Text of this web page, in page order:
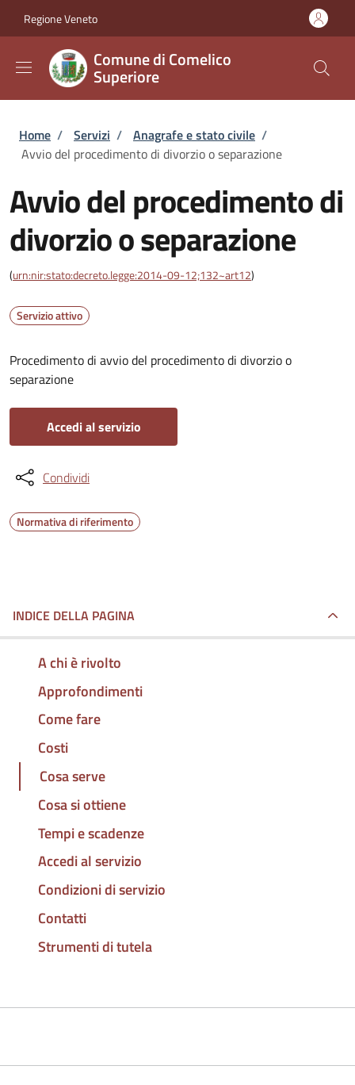
Regione Veneto
Comune di Comelico
Superiore
Briciole di pane
Home / Servizi / Anagrafe e stato civile /
Avvio del procedimento di divorzio o separazione
Avvio del procedimento di
divorzio o separazione
(urn:nir:stato:decreto.legge:2014-09-12;132~art12)
Servizio attivo
Procedimento di avvio del procedimento di divorzio o
separazione
Accedi al servizio
Condividi
Normativa di riferimento
INDICE DELLA PAGINA
A chi è rivolto
Approfondimenti
Come fare
Costi
Cosa serve
Cosa si ottiene
Tempi e scadenze
Accedi al servizio
Condizioni di servizio
Contatti
Strumenti di tutela